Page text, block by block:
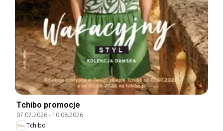
Tchibo promocje
07.07.2026- 10.08.2026
Tchibo